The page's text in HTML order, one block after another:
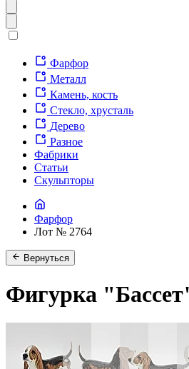
Фарфор
Металл
Камень, кость
Стекло, хрусталь
Дерево
Разное
Фабрики
Статьи
Скульпторы
Фарфор
Лот № 2764
Вернуться
Фигурка